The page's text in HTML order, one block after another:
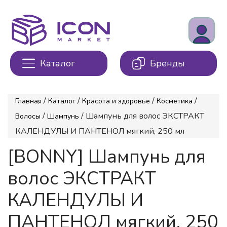
Каталог Бренды
Главная / Каталог / Красота и здоровье / Косметика /
Волосы / Шампунь / Шампунь для волос ЭКСТРАКТ
КАЛЕНДУЛЫ И ПАНТЕНОЛ мягкий, 250 мл
[BONNY] Шампунь для
волос ЭКСТРАКТ
КАЛЕНДУЛЫ И